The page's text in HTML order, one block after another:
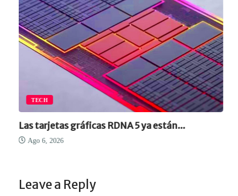
TECH
Las tarjetas gráficas RDNA 5 ya están...
Ago 6, 2026
Leave a Reply